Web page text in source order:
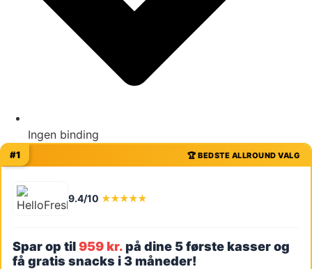
Ingen binding
🏆 BEDSTE ALLROUND VALG
#1
9.4/10 ★★★★★
Spar op til959 kr.på dine 5 første kasser og
få gratis snacks i 3 måneder!